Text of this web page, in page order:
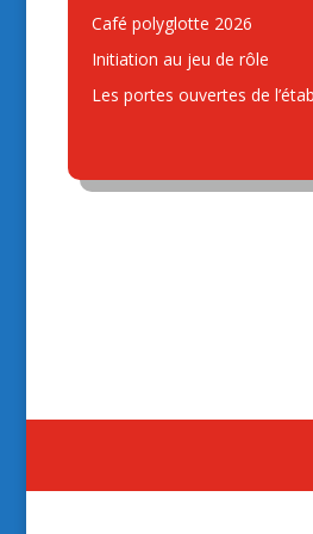
Café polyglotte 2026
Initiation au jeu de rôle
Les portes ouvertes de